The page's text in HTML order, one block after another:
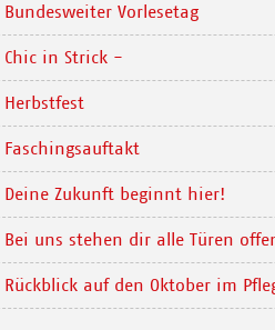
Bundesweiter Vorlesetag
Chic in Strick -
Herbstfest
Faschingsauftakt
Deine Zukunft beginnt hier!
Bei uns stehen dir alle Türen
Rückblick auf den Oktober im